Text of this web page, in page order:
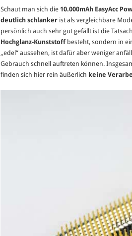
Schaut man sich die 10.000mAh EasyAcc
deutlich schlanker ist als vergleichbare
persönlich auch sehr gut gefällt ist die
Hochglanz-Kunststoffbesteht, sondern in
„edel“ aussehen, ist dafür aber weniger
Gebrauch schnell auftreten können.
finden sich hier rein äußerlich keine